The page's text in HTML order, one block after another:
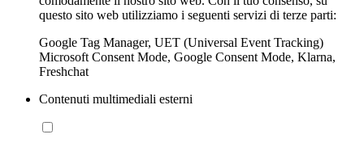
questo sito web utilizziamo i seguenti servizi di terze parti:
Google Tag Manager, UET (Universal Event Tracking)
Microsoft Consent Mode, Google Consent Mode, Klarna,
Freshchat
Contenuti multimediali esterni